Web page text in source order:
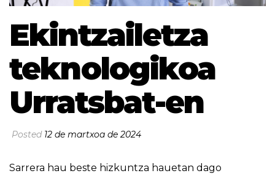
Ekintzailetza
teknologikoa
Urratsbat-en
Posted 12 de martxoa de 2024
Sarrera hau beste hizkuntza hauetan dago